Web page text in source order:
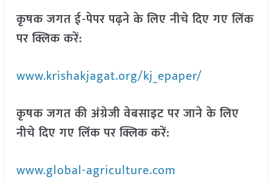
कृषक जगत ई-पेपर पढ़ने के लिए नीचे दिए गए लिंक
पर क्लिक करें:
www.krishakjagat.org/kj_epaper/
कृषक जगत की अंग्रेजी वेबसाइट पर जाने के लिए
नीचे दिए गए लिंक पर क्लिक करें:
www.global-agriculture.com